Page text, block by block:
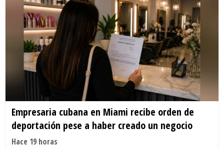
Empresaria cubana en Miami recibe orden de
deportación pese a haber creado un negocio
Hace 19 horas